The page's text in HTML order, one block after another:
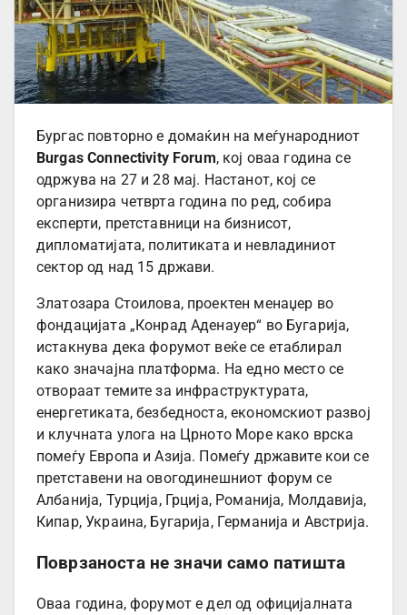
Бургас повторно е домаќин на меѓународниот
Burgas Connectivity Forum, кој оваа година се
одржува на 27 и 28 мај. Настанот, кој се
организира четврта година по ред, собира
експерти, претставници на бизнисот,
дипломатијата, политиката и невладиниот
сектор од над 15 држави.
Златозара Стоилова, проектен менаџер во
фондацијата „Конрад Аденауер“ во Бугарија,
истакнува дека форумот веќе се етаблирал
како значајна платформа. На едно место се
отвораат темите за инфраструктурата,
енергетиката, безбедноста, економскиот развој
и клучната улога на Црното Море како врска
помеѓу Европа и Азија. Помеѓу државите кои се
претставени на овогодинешниот форум се
Албанија, Турција, Грција, Романија, Молдавија,
Кипар, Украина, Бугарија, Германија и Австрија.
Поврзаноста не значи само патишта
Оваа година, форумот е дел од официјалната